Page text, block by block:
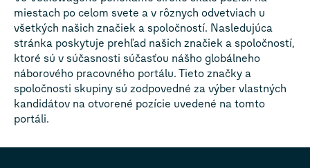
miestach po celom svete a v rôznych odvetviach u
všetkých našich značiek a spoločností. Nasledujúca
stránka poskytuje prehľad našich značiek a spoločností,
ktoré sú v súčasnosti súčasťou nášho globálneho
náborového pracovného portálu. Tieto značky a
spoločnosti skupiny sú zodpovedné za výber vlastných
kandidátov na otvorené pozície uvedené na tomto
portáli.